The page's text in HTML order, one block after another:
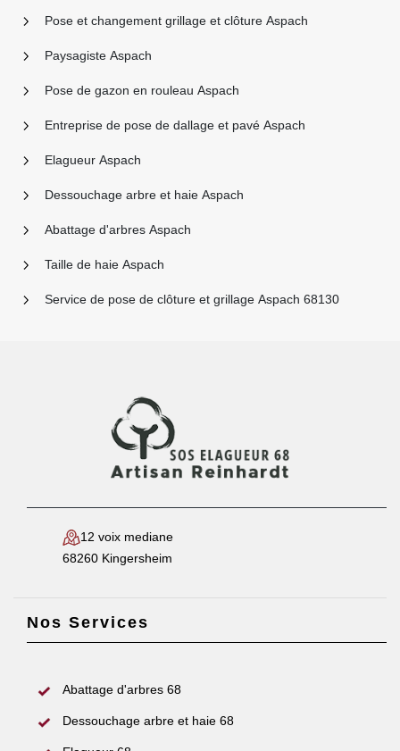
Pose et changement grillage et clôture Aspach
Paysagiste Aspach
Pose de gazon en rouleau Aspach
Entreprise de pose de dallage et pavé Aspach
Elagueur Aspach
Dessouchage arbre et haie Aspach
Abattage d'arbres Aspach
Taille de haie Aspach
Service de pose de clôture et grillage Aspach 68130
12 voix mediane
68260 Kingersheim
Nos Services
Abattage d'arbres 68
Dessouchage arbre et haie 68